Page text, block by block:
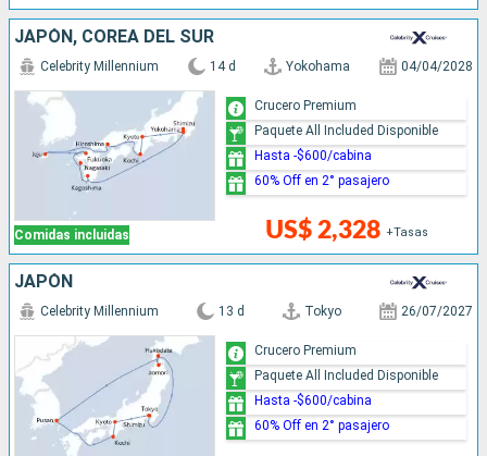
JAPÓN, COREA DEL SUR
Comidas incluidas
Celebrity Millennium 14 d Yokohama 04/04/2028
US$ 2,328 +Tasas
Crucero Premium
Paquete All Included Disponible
Hasta -$600/cabina
60% Off en 2° pasajero
JAPÓN
Celebrity Millennium 13 d Tokyo 26/07/2027
Crucero Premium
Paquete All Included Disponible
Hasta -$600/cabina
60% Off en 2° pasajero